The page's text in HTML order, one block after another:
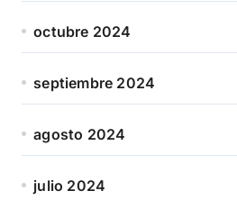
octubre 2024
septiembre 2024
agosto 2024
julio 2024